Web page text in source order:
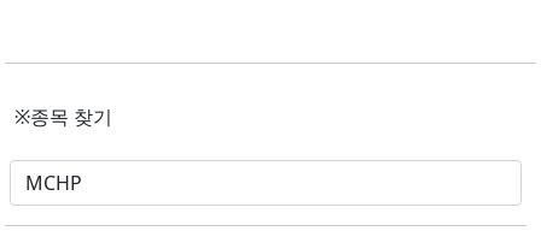
※종목 찾기